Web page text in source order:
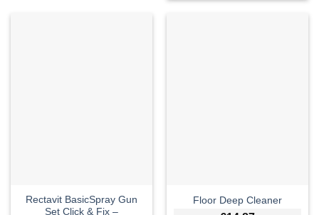
Rectavit BasicSpray Gun
Set Click & Fix –
Floor Deep Cleaner